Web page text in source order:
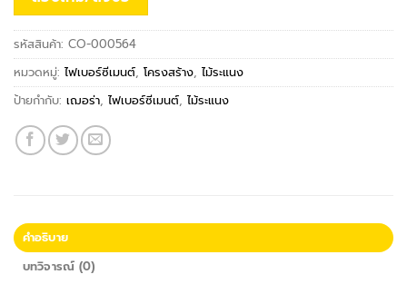
รหัสสินค้า: CO-000564
หมวดหมู่: ไฟเบอร์ซีเมนต์, โครงสร้าง, ไม้ระแนง
ป้ายกำกับ: เฌอร่า, ไฟเบอร์ซีเมนต์, ไม้ระแนง
คำอธิบาย
บทวิจารณ์ (0)